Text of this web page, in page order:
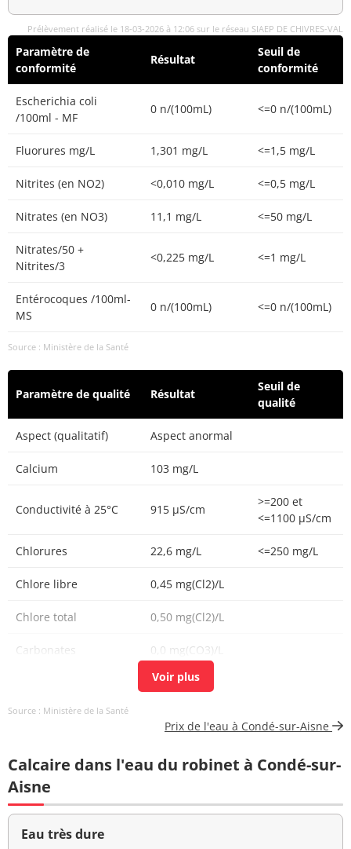
Prélèvement réalisé le 18-03-2026 à 12:06 sur le réseau SIAEP DE CHIVRES-VAL
Paramètre de
conformité
Résultat
Seuil de
conformité
Escherichia coli
/100ml - MF
0 n/(100mL) <=0 n/(100mL)
Fluorures mg/L 1,301 mg/L <=1,5 mg/L
Nitrites (en NO2) <0,010 mg/L <=0,5 mg/L
Nitrates (en NO3) 11,1 mg/L <=50 mg/L
Nitrates/50 +
Nitrites/3
<0,225 mg/L <=1 mg/L
Entérocoques /100ml-
MS
0 n/(100mL) <=0 n/(100mL)
Source : Ministère de la Santé
Paramètre de qualité Résultat
Seuil de
qualité
Aspect (qualitatif) Aspect anormal
Calcium 103 mg/L
Conductivité à 25°C 915 µS/cm
>=200 et
<=1100 µS/cm
Chlorures 22,6 mg/L <=250 mg/L
Chlore libre 0,45 mg(Cl2)/L
Chlore total 0,50 mg(Cl2)/L
Carbonates 0,0 mg(CO3)/L
1,07 mg(C)/L
<5 mg(Pt)/L <=15 mg(Pt)/L
Couleur (qualitatif)
Aucun
Bactéries coliformes
Source : Ministère de la Santé
Prix de l'eau à Condé-sur-Aisne
Calcaire dans l'eau du robinet à Condé-sur-
Aisne
Eau très dure